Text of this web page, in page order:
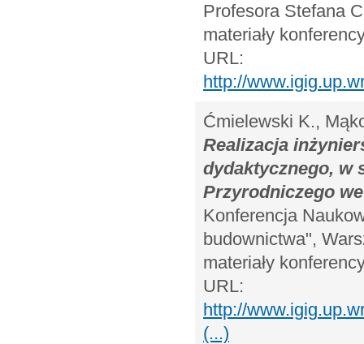
Profesora Stefana
materiały
URL:
http://
Ćmielewski K.,
Realizacja
dydaktycznego, w
Przyrodniczego
Konferencja
budownictwa",
materiały
URL:
http://
(...)